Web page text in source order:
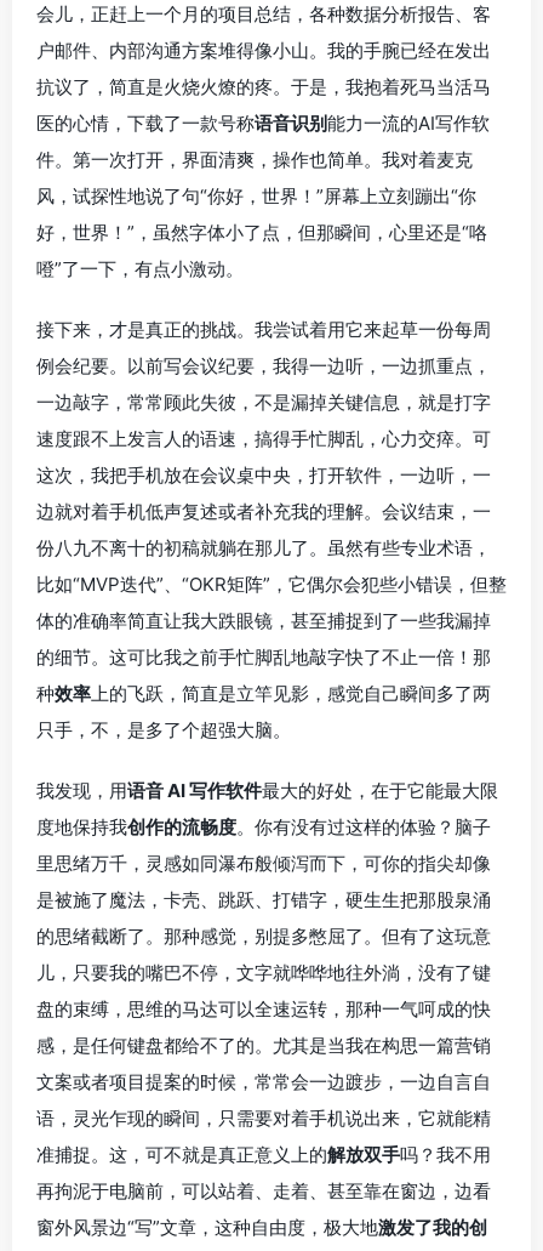
会儿，正赶上一个月的项目总结，各种数据分析报告、客
户邮件、内部沟通方案堆得像小山。我的手腕已经在发出
抗议了，简直是火烧火燎的疼。于是，我抱着死马当活马
医的心情，下载了一款号称语音识别能力一流的AI写作软
件。第一次打开，界面清爽，操作也简单。我对着麦克
风，试探性地说了句“你好，世界！”屏幕上立刻蹦出“你
好，世界！”，虽然字体小了点，但那瞬间，心里还是“咯
噔”了一下，有点小激动。
接下来，才是真正的挑战。我尝试着用它来起草一份每周
例会纪要。以前写会议纪要，我得一边听，一边抓重点，
一边敲字，常常顾此失彼，不是漏掉关键信息，就是打字
速度跟不上发言人的语速，搞得手忙脚乱，心力交瘁。可
这次，我把手机放在会议桌中央，打开软件，一边听，一
边就对着手机低声复述或者补充我的理解。会议结束，一
份八九不离十的初稿就躺在那儿了。虽然有些专业术语，
比如“MVP迭代”、“OKR矩阵”，它偶尔会犯些小错误，但整
体的准确率简直让我大跌眼镜，甚至捕捉到了一些我漏掉
的细节。这可比我之前手忙脚乱地敲字快了不止一倍！那
种效率 上的飞跃，简直是立竿见影，感觉自己瞬间多了两
只手，不，是多了个超强大脑。
我发现，用语音 AI 写作软件最大的好处，在于它能最大限
度地保持我创作的流畅度。你有没有过这样的体验？脑子
里思绪万千，灵感如同瀑布般倾泻而下，可你的指尖却像
是被施了魔法，卡壳、跳跃、打错字，硬生生把那股泉涌
的思绪截断了。那种感觉，别提多憋屈了。但有了这玩意
儿，只要我的嘴巴不停，文字就哗哗地往外淌，没有了键
盘的束缚，思维的马达可以全速运转，那种一气呵成的快
感，是任何键盘都给不了的。尤其是当我在构思一篇营销
文案或者项目提案的时候，常常会一边踱步，一边自言自
语，灵光乍现的瞬间，只需要对着手机说出来，它就能精
准捕捉。这，可不就是真正意义上的解放双手吗？我不用
再拘泥于电脑前，可以站着、走着、甚至靠在窗边，边看
窗外风景边“写”文章，这种自由度，极大地激发了我的创